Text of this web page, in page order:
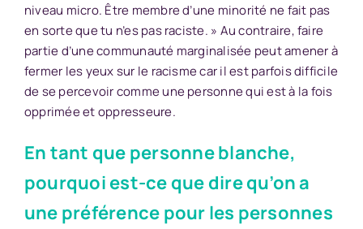
niveau micro. Être membre d’une minorité ne fait pas
en sorte que tu n’es pas raciste. » Au contraire, faire
partie d’une communauté marginalisée peut amener à
fermer les yeux sur le racisme car il est parfois difficile
de se percevoir comme une personne qui est à la fois
opprimée et oppresseure.
En tant que personne blanche,
pourquoi est-ce que dire qu’on a
une préférence pour les personnes